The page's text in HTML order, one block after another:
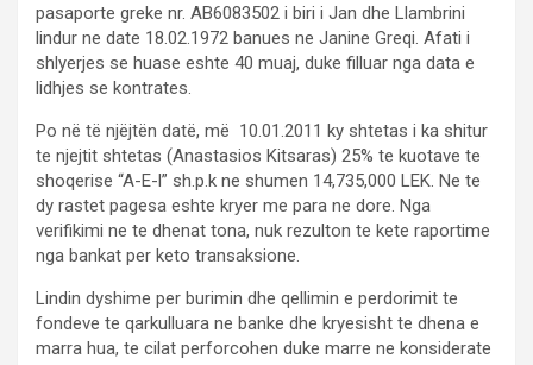
pasaporte greke nr. AB6083502 i biri i Jan dhe Llambrini
lindur ne date 18.02.1972 banues ne Janine Greqi. Afati i
shlyerjes se huase eshte 40 muaj, duke filluar nga data e
lidhjes se kontrates.
Po në të njëjtën datë, më 10.01.2011 ky shtetas i ka shitur
te njejtit shtetas (Anastasios Kitsaras) 25% te kuotave te
shoqerise “A-E-l” sh.p.k ne shumen 14,735,000 LEK. Ne te
dy rastet pagesa eshte kryer me para ne dore. Nga
verifikimi ne te dhenat tona, nuk rezulton te kete raportime
nga bankat per keto transaksione.
Lindin dyshime per burimin dhe qellimin e perdorimit te
fondeve te qarkulluara ne banke dhe kryesisht te dhena e
marra hua, te cilat perforcohen duke marre ne konsiderate